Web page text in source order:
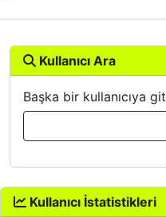
Kullanıcı Ara
Başka bir kullanıcıya git
Kullanıcı İstatistikleri